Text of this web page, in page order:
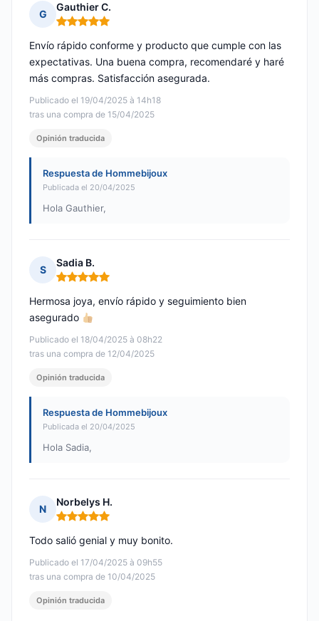
G
Gauthier C.
Nota: 5 de 5
Publicado el 19/04/2025 à 14h18
tras una compra de 15/04/2025
Envío rápido conforme y producto que cumple con las
expectativas. Una buena compra, recomendaré y haré
más compras. Satisfacción asegurada.
Opinión traducida
Respuesta de Hommebijoux
Publicada el 20/04/2025
Hola Gauthier,
S
Sadia B.
Nota: 5 de 5
Publicado el 18/04/2025 à 08h22
tras una compra de 12/04/2025
Hermosa joya, envío rápido y seguimiento bien
asegurado
Opinión traducida
Respuesta de Hommebijoux
Publicada el 20/04/2025
Hola Sadia,
N
Norbelys H.
Nota: 5 de 5
Publicado el 17/04/2025 à 09h55
tras una compra de 10/04/2025
Todo salió genial y muy bonito.
Opinión traducida